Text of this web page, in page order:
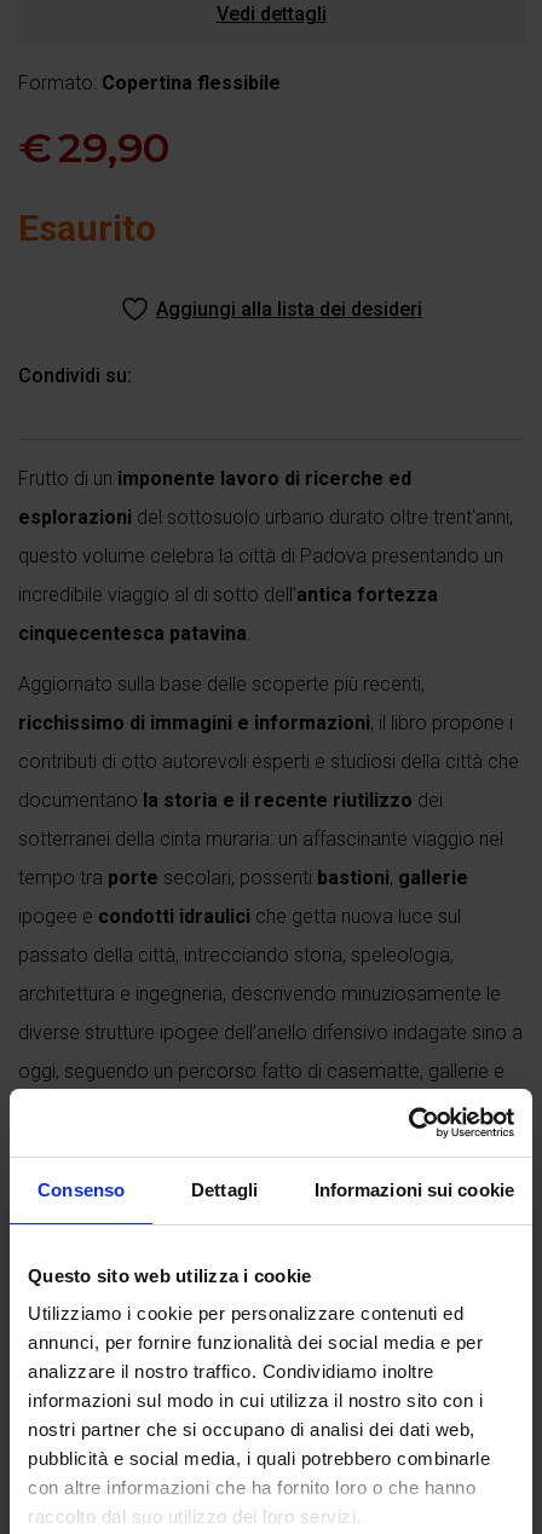
Consenso Dettagli Informazioni sui cookie
Questo sito web utilizza i cookie
Utilizziamo i cookie per personalizzare contenuti ed
annunci, per fornire funzionalità dei social media e per
analizzare il nostro traffico. Condividiamo inoltre
informazioni sul modo in cui utilizza il nostro sito con i
nostri partner che si occupano di analisi dei dati web,
pubblicità e social media, i quali potrebbero combinarle
con altre informazioni che ha fornito loro o che hanno
raccolto dal suo utilizzo dei loro servizi.
Vedi dettagli
Formato: Copertina flessibile
€29,90
Esaurito
Aggiungi alla lista dei desideri
Condividi su:
Frutto di un imponente lavoro di ricerche ed
esplorazioni del sottosuolo urbano durato oltre trent'anni,
questo volume celebra la città di Padova presentando un
incredibile viaggio al di sotto dell’antica fortezza
cinquecentesca patavina.
Aggiornato sulla base delle scoperte più recenti,
ricchissimo di immagini e informazioni, il libro propone i
contributi di otto autorevoli esperti e studiosi della città che
documentano la storia e il recente riutilizzo dei
sotterranei della cinta muraria: un affascinante viaggio nel
tempo tra porte secolari, possenti bastioni, gallerie
ipogee e condotti idraulici che getta nuova luce sul
passato della città, intrecciando storia, speleologia,
architettura e ingegneria, descrivendo minuziosamente le
diverse strutture ipogee dell’anello difensivo indagate sino a
oggi, seguendo un percorso fatto di casematte, gallerie e
cunicoli che conducono a torrioni, baluardi, porte e a rifugi
L'opera presenta 240 pagine straordinariamente illustrate
rilievi topografici ,disegni architettonici
particolareggiati,progetti,documenti d’archivioe rare
immagini d’epoca.
Continua a leggere